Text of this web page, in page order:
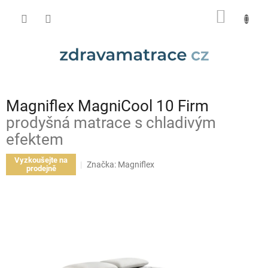
Magniflex MagniCool 10 Firm
prodyšná matrace s chladivým
efektem
Vyzkoušejte na
prodejně
Značka: Magniflex